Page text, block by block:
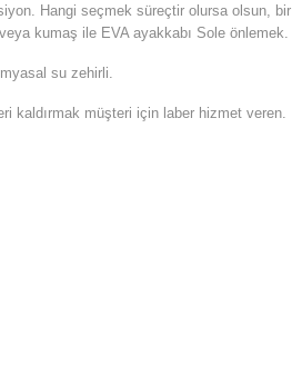
Hangi seçmek süreçtir olursa olsun, bir
kumaş ile EVA ayakkabı Sole önlemek.
su zehirli.
kaldırmak müşteri için laber hizmet veren.